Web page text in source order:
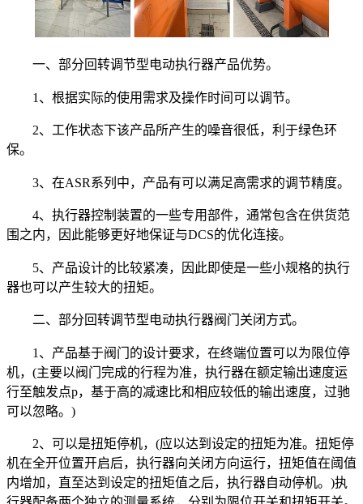
一、部分回转调节型电动执行器产品优势。
1、根据实际的使用需求及操作时间可以调节。
2、工作状态下该产品所产生的噪音很低，利于绿色环
保。
3、在ASR系列中，产品有可以满足高需求的调节精度。
4、执行器控制装置的一些专用部件，通常包含在供货范
围之内，因此能够更好地保证与DCS的优化连接。
5、产品设计的比较紧凑，因此即使是一些小规格的执行
器也可以产生较大的扭矩。
二、部分回转调节型电动执行器阀门关闭方式。
1、产品基于阀门的设计要求，在终端位置可以为限位停
机，(主要以阀门完成的行程为准，执行器在额定输出速度运
行至触发点p，基于高的减速比和相应较低的输出速度，过驰
可以忽略。)
2、可以是扭矩停机，(应以达到设定的扭矩为准。扭矩停
机在全开位置开启后，执行器向关闭方向运行，扭矩值在阈值
内增加，直至达到设定的扭矩值之后，执行器自动停机。)执